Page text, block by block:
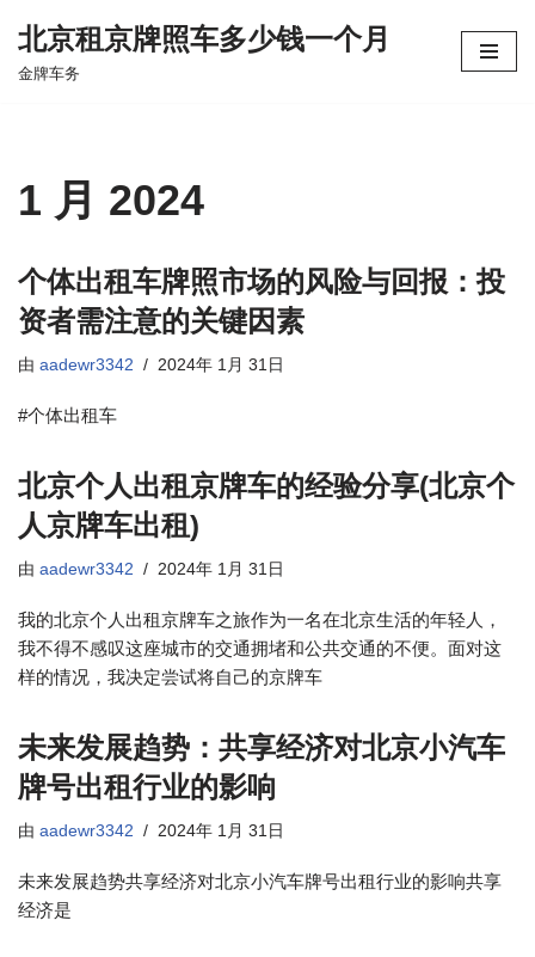
跳
北京租京牌照车多少钱一个月
金牌车务
1 月 2024
个体出租车牌照市场的风险与回报：投
资者需注意的关键因素
由 aadewr3342 2024年 1月 31日
#个体出租车
北京个人出租京牌车的经验分享(北京个
人京牌车出租)
由 aadewr3342 2024年 1月 31日
我的北京个人出租京牌车之旅作为一名在北京生活的年轻人，
我不得不感叹这座城市的交通拥堵和公共交通的不便。面对这
样的情况，我决定尝试将自己的京牌车
未来发展趋势：共享经济对北京小汽车
牌号出租行业的影响
由 aadewr3342 2024年 1月 31日
未来发展趋势共享经济对北京小汽车牌号出租行业的影响共享
经济是